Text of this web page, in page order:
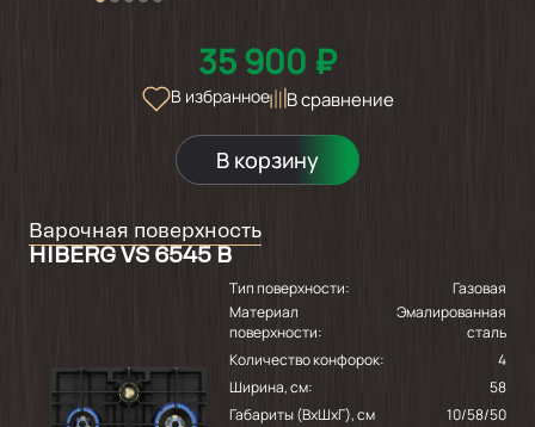
35 900 ₽
В избранное В сравнение
В корзину
Варочная поверхность
HIBERG VS 6545 B
Тип поверхности:
Газовая
Материал
поверхности:
Эмалированная
сталь
Количество конфорок:
4
Ширина, см:
58
Габариты (ВхШхГ), см
10/58/50